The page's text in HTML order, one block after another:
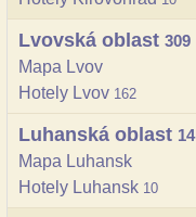
Lvovská oblast 309
Mapa Lvov
Hotely Lvov 162
Luhanská oblast 14
Mapa Luhansk
Hotely Luhansk 10